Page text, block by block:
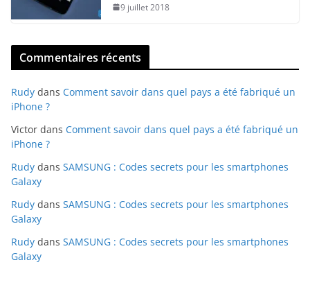
9 juillet 2018
Commentaires récents
Rudy dans Comment savoir dans quel pays a été fabriqué un
iPhone ?
Victor dans Comment savoir dans quel pays a été fabriqué un
iPhone ?
Rudy dans SAMSUNG : Codes secrets pour les smartphones
Galaxy
Rudy dans SAMSUNG : Codes secrets pour les smartphones
Galaxy
Rudy dans SAMSUNG : Codes secrets pour les smartphones
Galaxy